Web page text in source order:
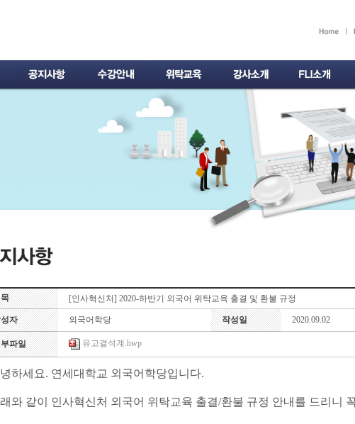
[인사혁신처] 2020-하반기 외국어 위탁교육 출결 및 환불 규정
자 외국어학당 작성일 2020.09.02
파일 유고결석계.hwp
하세요. 연세대학교 외국어학당입니다.
와 같이 인사혁신처 외국어 위탁교육 출결/환불 규정 안내를 드리니